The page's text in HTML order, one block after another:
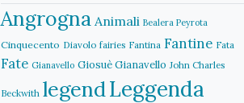
Angrogna Animali Bealera Peyrota
Cinquecento Diavolo fairies Fantina Fantine Fata
Fate Gianavello Giosuè Gianavello John Charles
Beckwith legendLeggenda